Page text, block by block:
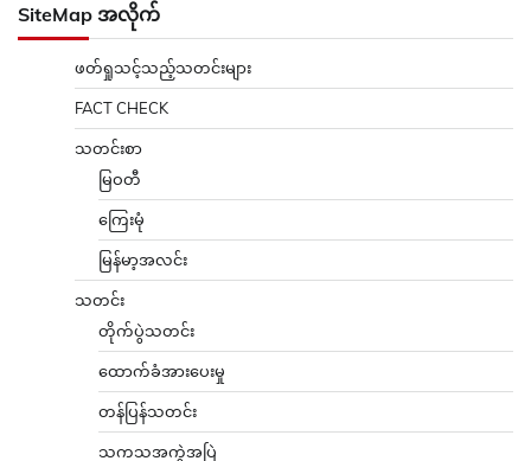
SiteMap အလိုက်
ဖတ်ရှုသင့်သည့်သတင်းများ
FACT CHECK
သတင်းစာ
မြဝတီ
ကြေးမုံ
မြန်မာ့အလင်း
သတင်း
တိုက်ပွဲသတင်း
ထောက်ခံအားပေးမှု
တန်ပြန်သတင်း
သကသအကွဲအပြဲ